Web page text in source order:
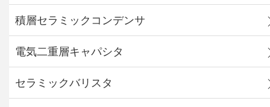
積層セラミックコンデンサ
電気二重層キャパシタ
セラミックバリスタ